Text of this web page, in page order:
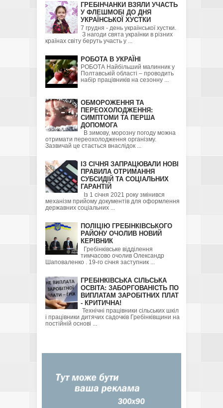
ГРЕБІНЧАНКИ ВЗЯЛИ УЧАСТЬ
У ФЛЕШМОБІ ДО ДНЯ
УКРАЇНСЬКОЇ ХУСТКИ
7 грудня - день української хустки.
З нагоди свята українки в різних
країнах світу беруть участь у ...
РОБОТА В УКРАЇНІ
РОБОТА Найбільший малинник у
Полтавській області – проводить
набір працівників на сезонну ...
ОБМОРОЖЕННЯ ТА
ПЕРЕОХОЛОДЖЕННЯ:
СИМПТОМИ ТА ПЕРША
ДОПОМОГА
В зимову, морозну погоду можна
отримати переохолодження організму.
Зазвичай це стається внаслідок ...
ІЗ СІЧНЯ ЗАПРАЦЮВАЛИ НОВІ
ПРАВИЛА ОТРИМАННЯ
СУБСИДІЙ ТА СОЦІАЛЬНИХ
ГАРАНТІЙ
Із 1 січня 2021 року змінився
механізм прийому документів для оформлення
державних соціальних ...
ПОЛІЦІЮ ГРЕБІНКІВСЬКОГО
РАЙОНУ ОЧОЛИВ НОВИЙ
КЕРІВНИК
Гребінківське відділення
тимчасово очолив Олександр
Шаповаленко . 19-го січня заступник ...
ГРЕБІНКІВСЬКА СІЛЬСЬКА
ОСВІТА: ЗАБОРГОВАНІСТЬ ПО
ВИПЛАТАМ ЗАРОБІТНИХ ПЛАТ
- КРИТИЧНА!
Технічні працівники сільських шкіл
і працівники дитячих садочків Гребінківщини на
постійній основі ...